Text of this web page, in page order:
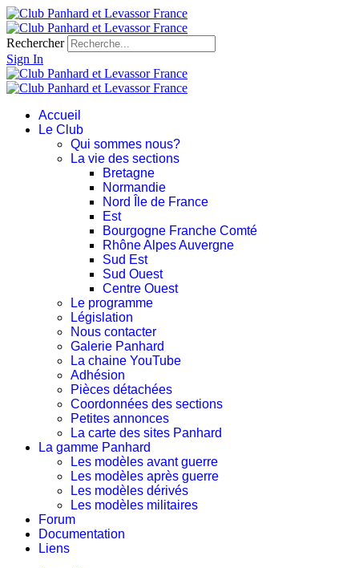
Rechercher
Sign In
Accueil
Le Club
Qui sommes nous?
La vie des sections
Bretagne
Normandie
Nord Île de France
Est
Bourgogne Franche Comté
Rhône Alpes Auvergne
Sud Est
Sud Ouest
Centre Ouest
Le programme
Législation
Nous contacter
Galerie Panhard
La chaine YouTube
Adhésion
Pièces détachées
Coordonnées des sections
Petites annonces
La carte des sites Panhard
La gamme Panhard
Les modèles avant guerre
Les modèles après guerre
Les modèles dérivés
Les modèles militaires
Forum
Documentation
Liens